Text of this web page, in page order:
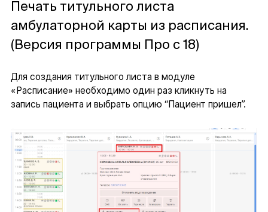
Печать титульного листа
амбулаторной карты из расписания.
(Версия программы Про с 18)
Для создания титульного листа в модуле
«Расписание» необходимо один раз кликнуть на
запись пациента и выбрать опцию “Пациент пришел”.